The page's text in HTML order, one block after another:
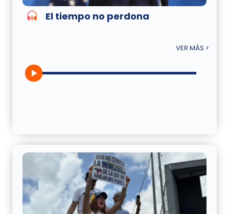
El tiempo no perdona
VER MÁS >